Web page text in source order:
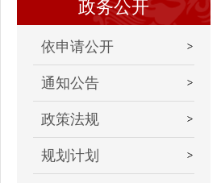
政务公开
依申请公开
通知公告
政策法规
规划计划